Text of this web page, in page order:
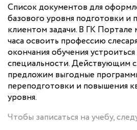
Список документов для
базового уровня подготовки и
клиентом задачи. В ГК Портале
часа освоить профессию
окончания обучения
специальности. Действующим
предложим выгодные
переподготовки и повышения
уровня.
Чтобы записаться на учебу,